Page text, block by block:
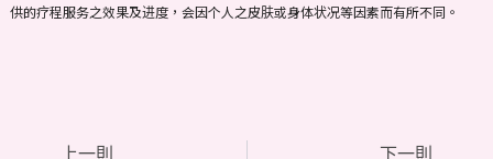
供的疗程服务之效果及进度，会因个人之皮肤或身体状况等因素而有所不同。
上一則 下一則